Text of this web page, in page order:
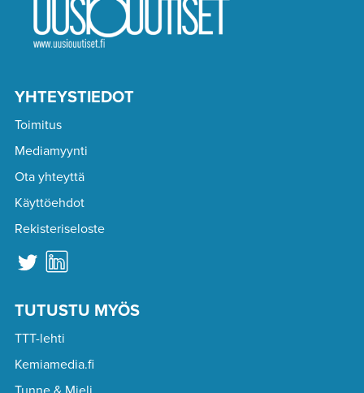
YHTEYSTIEDOT
Toimitus
Mediamyynti
Ota yhteyttä
Käyttöehdot
Rekisteriseloste
TUTUSTU MYÖS
TTT-lehti
Kemiamedia.fi